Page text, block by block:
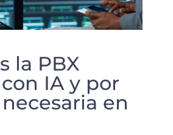
la PBX
IA y por
en